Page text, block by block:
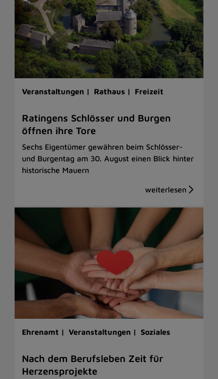
Veranstaltungen | Rathaus | Freizeit
Ratingens Schlösser und Burgen
öffnen ihre Tore
Sechs Eigentümer gewähren beim Schlösser-
und Burgentag am 30. August einen Blick hinter
historische Mauern
Ehrenamt | Veranstaltungen | Soziales
Nach dem Berufsleben Zeit für
Herzensprojekte